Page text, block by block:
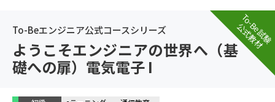
To-Beエンジニア公式コースシリーズ
ようこそエンジニアの世界へ（基
礎への扉）電気電子 I
To-Be試験
公式教材